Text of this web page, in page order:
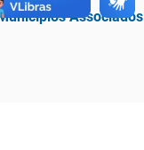
Associados